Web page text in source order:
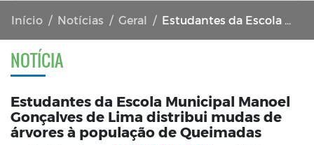
Início Notícias Geral Estudantes da Escola Municipal Manoel Gonçalves de Lima distribui mudas de árvores à população de Queimadas
NOTÍCIA
Estudantes da Escola Municipal Manoel
Gonçalves de Lima distribui mudas de
árvores à população de Queimadas